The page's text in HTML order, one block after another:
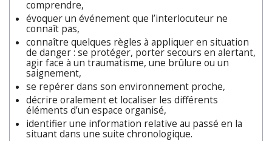
comprendre,
évoquer un événement que l’interlocuteur ne
connaît pas,
connaître quelques règles à appliquer en situation
de danger : se protéger, porter secours en alertant,
agir face à un traumatisme, une brûlure ou un
saignement,
se repérer dans son environnement proche,
décrire oralement et localiser les différents
éléments d’un espace organisé,
identifier une information relative au passé en la
situant dans une suite chronologique.